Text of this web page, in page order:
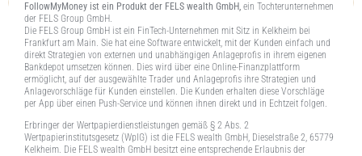
FollowMyMoney ist ein Produkt der FELS wealth GmbH,ein Tochterunternehmen
der FELS Group GmbH.
Die FELS Group GmbH ist ein FinTech-Unternehmen mit Sitz in Kelkheim bei
Frankfurt am Main. Sie hat eine Software entwickelt, mit der Kunden einfach und
direkt Strategien von externen und unabhängigen Anlageprofis in ihrem eigenen
Bankdepot umsetzen können. Dies wird über eine Online-Finanzplattform
ermöglicht, auf der ausgewählte Trader und Anlageprofis ihre Strategien und
Anlagevorschläge für Kunden einstellen. Die Kunden erhalten diese Vorschläge
per App über einen Push-Service und können ihnen direkt und in Echtzeit folgen.
Erbringer der Wertpapierdienstleistungen gemäß § 2 Abs. 2
Wertpapierinstitutsgesetz (WpIG) ist die FELS wealth GmbH, Dieselstraße 2, 65779
Kelkheim. Die FELS wealth GmbH besitzt eine entsprechende Erlaubnis der